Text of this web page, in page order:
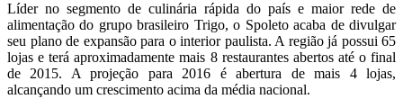
Líder no segmento de culinária rápida do país e maior rede de
alimentação do grupo brasileiro Trigo, o Spoleto acaba de divulgar
seu plano de expansão para o interior paulista. A região já possui 65
lojas e terá aproximadamente mais 8 restaurantes abertos até o final
de 2015. A projeção para 2016 é abertura de mais 4 lojas,
alcançando um crescimento acima da média nacional.